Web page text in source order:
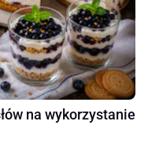
na wykorzystanie